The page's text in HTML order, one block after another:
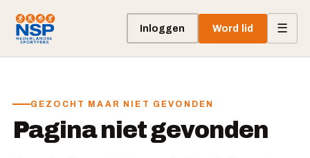
Inloggen Word lid ☰
GEZOCHT MAAR NIET GEVONDEN
Pagina niet gevonden